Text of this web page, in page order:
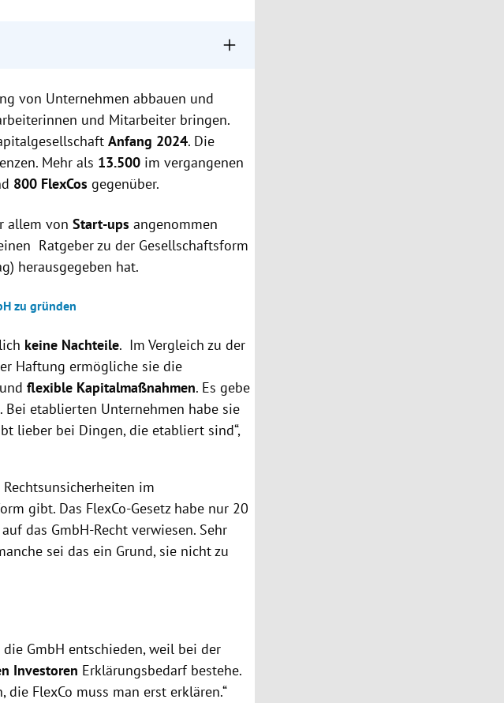
ausländischen Investoren hemmen die
der GmbH.
durch das niedrigere Mindestkapital
von Unternehmen abbauen und
und Mitarbeiter bringen.
Anfang 2024. Die
Mehr als 13.500 im vergangenen
800 FlexCos gegenüber.
allem vonStart-ups angenommen
Ratgeber zu der Gesellschaftsform
herausgegeben hat.
zu gründen
keine Nachteile. Im Vergleich zu der
Haftung ermögliche sie die
undflexible Kapitalmaßnahmen. Es gebe
etablierten Unternehmen habe sie
lieber bei Dingen, die etabliert sind“,
im
gibt. Das FlexCo-Gesetz habe nur 20
das GmbH-Recht verwiesen. Sehr
sei das ein Grund, sie nicht zu
GmbH entschieden, weil bei der
Investoren Erklärungsbedarf bestehe.
die FlexCo muss man erst erklären.“